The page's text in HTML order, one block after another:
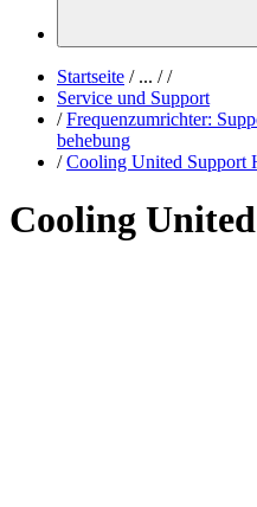
Startseite /... / /
Service und Support
/ Frequenzumrichter:
behebung
/ Cooling United Support
Cooling